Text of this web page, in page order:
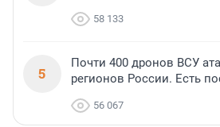
58 133
5
Почти 400 дронов ВСУ
регионов России. Есть
56 067